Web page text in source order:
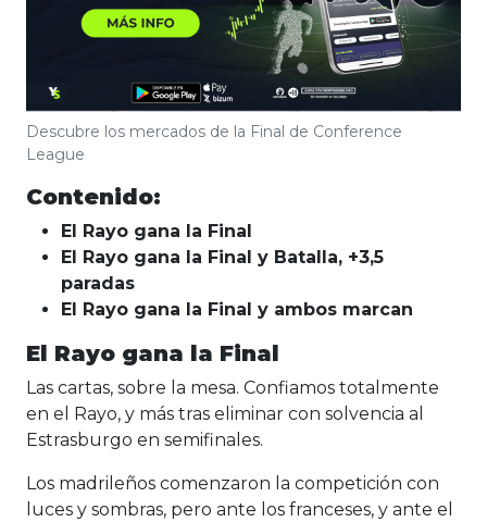
Descubre los mercados de la Final de Conference
League
Contenido:
El Rayo gana la Final
El Rayo gana la Final y Batalla, +3,5
paradas
El Rayo gana la Final y ambos marcan
El Rayo gana la Final
Las cartas, sobre la mesa. Confiamos totalmente
en el Rayo, y más tras eliminar con solvencia al
Estrasburgo en semifinales.
Los madrileños comenzaron la competición con
luces y sombras, pero ante los franceses, y ante el